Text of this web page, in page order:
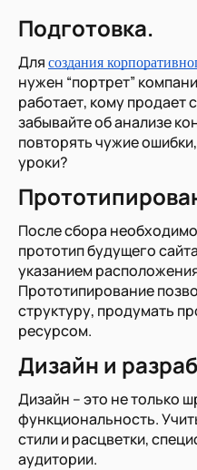
Подготовка.
Для создания
нужен “портрет”
работает, кому продает
забывайте об анализе
повторять чужие
уроки?
После сбора
прототип будущего
указанием
Прототипирование
структуру, продумать
ресурсом.
Дизайн и
Дизайн – это не только
функциональность.
стили и расцветки,
аудитории.